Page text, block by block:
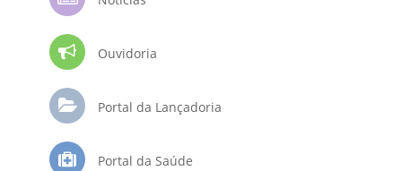
Ouvidoria
Portal da Lançadoria
Portal da Saúde